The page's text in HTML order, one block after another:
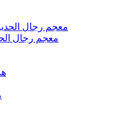
معجم رجال